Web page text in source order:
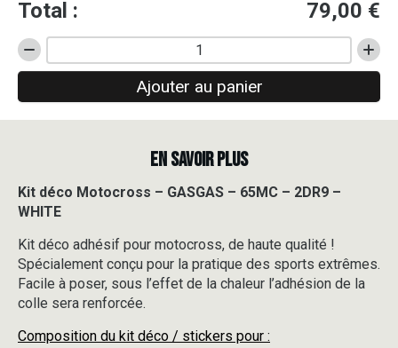
Total : 79,00 €
quantité
de
déco
Motocross
65MC
-
-
WHITE
Ajouter au panier
EN SAVOIR PLUS
Kit déco Motocross – GASGAS – 65MC – 2DR9 –
WHITE
Kit déco adhésif pour motocross, de haute qualité !
Spécialement conçu pour la pratique des sports extrêmes.
Facile à poser, sous l’effet de la chaleur l’adhésion de la
colle sera renforcée.
Composition du kit déco / stickers pour :